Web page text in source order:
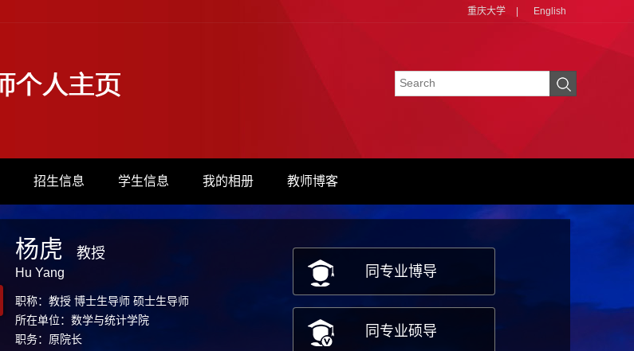
重庆大学 English
招生信息 学生信息 我的相册 教师博客
杨虎
Hu Yang
教授
职称：教授 博士生导师 硕士生导师
所在单位：数学与统计学院
职务：原院长
同专业博导
同专业硕导